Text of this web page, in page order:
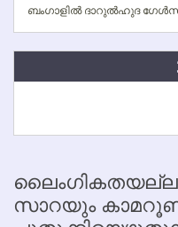
ബംഗാളില്‍ ദാറുല്‍ഹുദ
ലൈംഗികതയല്ല
സാറയും